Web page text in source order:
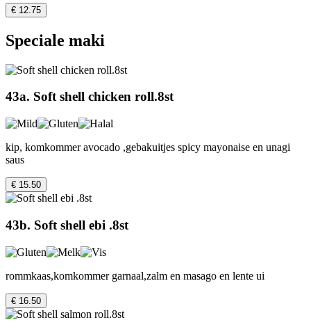
€ 12.75
Speciale maki
43a. Soft shell chicken roll.8st
kip, komkommer avocado ,gebakuitjes spicy mayonaise en unagi
saus
€ 15.50
43b. Soft shell ebi .8st
rommkaas,komkommer garnaal,zalm en masago en lente ui
€ 16.50